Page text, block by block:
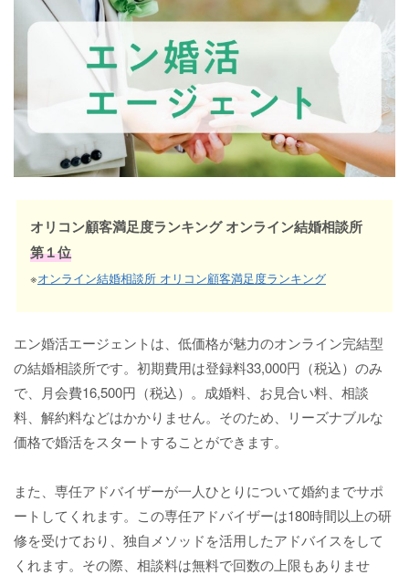
オリコン顧客満足度ランキング オンライン結婚相談所
第１位
※オンライン結婚相談所 オリコン顧客満足度ランキング
エン婚活エージェントは、低価格が魅力のオンライン完結型
の結婚相談所です。初期費用は登録料33,000円（税込）のみ
で、月会費16,500円（税込）。成婚料、お見合い料、相談
料、解約料などはかかりません。そのため、リーズナブルな
価格で婚活をスタートすることができます。
また、専任アドバイザーが一人ひとりについて婚約までサポ
ートしてくれます。この専任アドバイザーは180時間以上の研
修を受けており、独自メソッドを活用したアドバイスをして
くれます。その際、相談料は無料で回数の上限もありませ